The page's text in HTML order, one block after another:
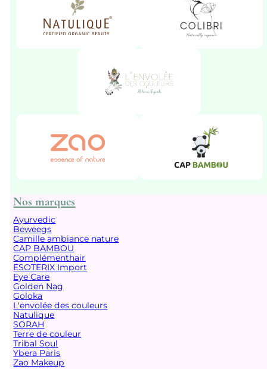
Nos marques
Ayurvedic
Beweegs
Camille ambiance nature
CAP BAMBOU
Complémenthair
ESOTERIX Import
Eye Care
Golden Nag
Goloka
L'envolée des couleurs
Natulique
SORAH
Terre de couleur
Tribal Soul
Ybera Paris
Zao Makeup